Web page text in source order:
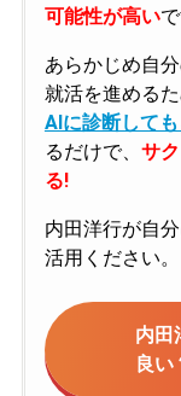
可能性が高いで
あらかじめ自
就活を進める
AIに診断しても
るだけで、 サ
る!
内田洋行が自
活用ください。
内田
良い